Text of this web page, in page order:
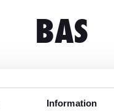
Information
BAS
SEK